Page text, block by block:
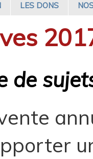
LES DONS
de